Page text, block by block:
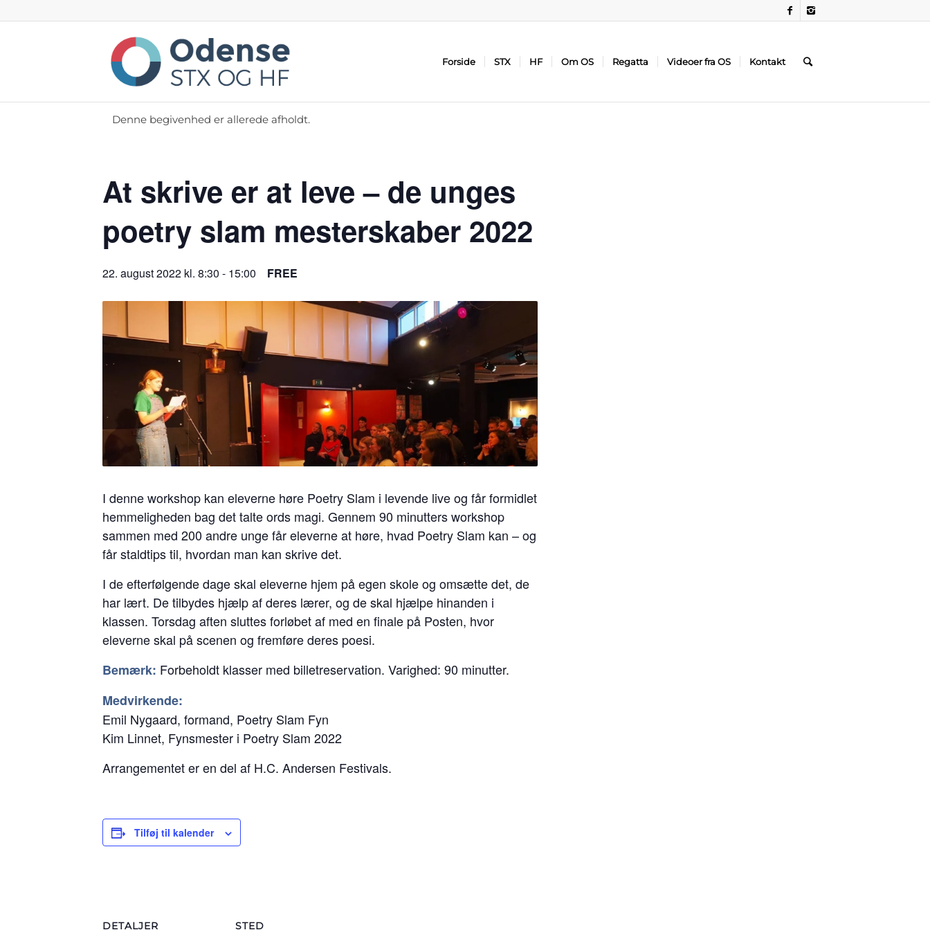
Forside STX HF Om OS Regatta Videoer fra OS Kontakt
Denne begivenhed er allerede afholdt.
At skrive er at leve – de unges
poetry slam mesterskaber 2022
22. august 2022 kl. 8:30 - 15:00 FREE
I denne workshop kan eleverne høre Poetry Slam i levende live og får formidlet
hemmeligheden bag det talte ords magi. Gennem 90 minutters workshop
sammen med 200 andre unge får eleverne at høre, hvad Poetry Slam kan – og
får staldtips til, hvordan man kan skrive det.
I de efterfølgende dage skal eleverne hjem på egen skole og omsætte det, de
har lært. De tilbydes hjælp af deres lærer, og de skal hjælpe hinanden i
klassen. Torsdag aften sluttes forløbet af med en finale på Posten, hvor
eleverne skal på scenen og fremføre deres poesi.
Bemærk: Forbeholdt klasser med billetreservation. Varighed: 90 minutter.
Medvirkende:
Emil Nygaard, formand, Poetry Slam Fyn
Kim Linnet, Fynsmester i Poetry Slam 2022
Arrangementet er en del af H.C. Andersen Festivals.
Tilføj til kalender
DETALJER STED